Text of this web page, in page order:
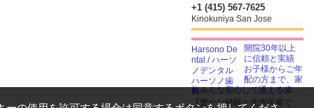
+1 (415) 567-7625
Kinokuniya San Jose
開院30年以上
に信頼と実績
お子様からご年
配の方まで、家
族みんな安心して通える歯...
【豊かな経験と先進医療で、